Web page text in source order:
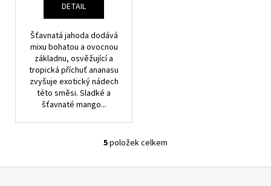
DETAIL
Šťavnatá jahoda dodává
mixu bohatou a ovocnou
základnu, osvěžující a
tropická příchuť ananasu
zvyšuje exotický nádech
této směsi. Sladké a
šťavnaté mango...
O
V
5položek celkem
Z